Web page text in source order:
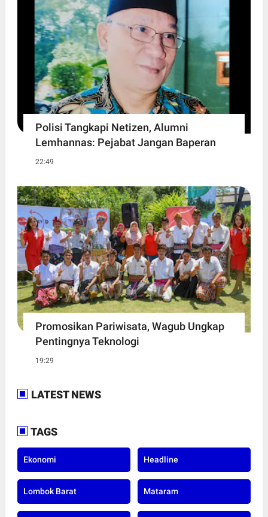
Polisi Tangkapi Netizen, Alumni
Lemhannas: Pejabat Jangan Baperan
22:49
Promosikan Pariwisata, Wagub Ungkap
Pentingnya Teknologi
19:29
LATEST NEWS
TAGS
Ekonomi Headline
Lombok Barat Mataram